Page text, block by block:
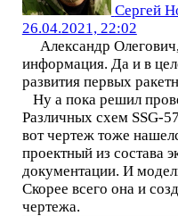
Сергей
26.04.2021, 22:02
Александр
информация. Да и в
развития первых
Ну а пока решил
Различных схем SSG-
вот чертеж тоже
проектный из состава
документации. И
Скорее всего она и
чертежа.